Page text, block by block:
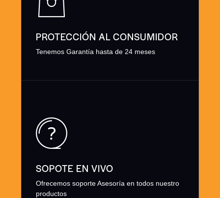
PROTECCIÓN AL CONSUMIDOR
Tenemos Garantía hasta de 24 meses
SOPOTE EN VIVO
Ofrecemos soporte Asesoría en todos nuestro
productos